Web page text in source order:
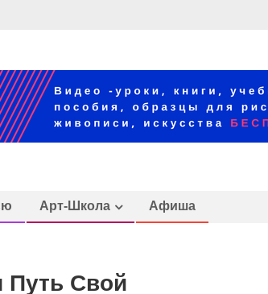
Арт-Школа Афиша
Путь Свой